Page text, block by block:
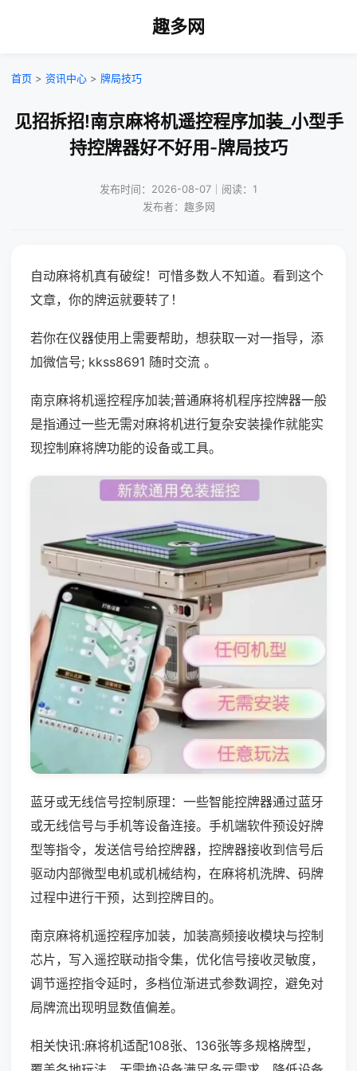
趣多网
首页 > 资讯中心 > 牌局技巧
见招拆招!南京麻将机遥控程序加装_小型手
持控牌器好不好用-牌局技巧
发布时间：2026-08-07｜阅读：1
发布者：趣多网
自动麻将机真有破绽！可惜多数人不知道。看到这个
文章，你的牌运就要转了！
若你在仪器使用上需要帮助，想获取一对一指导，添
加微信号; kkss8691 随时交流 。
南京麻将机遥控程序加装;普通麻将机程序控牌器一般
是指通过一些无需对麻将机进行复杂安装操作就能实
现控制麻将牌功能的设备或工具。
蓝牙或无线信号控制原理：一些智能控牌器通过蓝牙
或无线信号与手机等设备连接。手机端软件预设好牌
型等指令，发送信号给控牌器，控牌器接收到信号后
驱动内部微型电机或机械结构，在麻将机洗牌、码牌
过程中进行干预，达到控牌目的。
南京麻将机遥控程序加装，加装高频接收模块与控制
芯片，写入遥控联动指令集，优化信号接收灵敏度，
调节遥控指令延时，多档位渐进式参数调控，避免对
局牌流出现明显数值偏差。
相关快讯:麻将机适配108张、136张等多规格牌型，